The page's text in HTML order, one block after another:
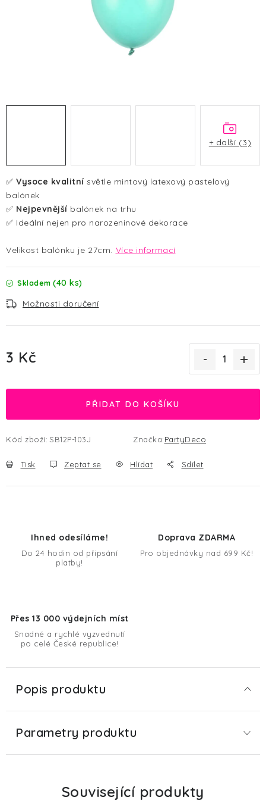
✅ Vysoce kvalitní světle mintový latexový pastelový
balónek
✅ Nejpevnější balónek na trhu
✅ Ideální nejen pro narozeninové dekorace
Velikost balónku je 27cm. Více informací
Skladem (40 ks)
Možnosti doručení
3 Kč
PŘIDAT DO KOŠÍKU
Kód zboží: SB12P-103J Značka:PartyDeco
Tisk Zeptat se Hlídat Sdílet
+ další (3)
Ihned odesíláme!
Do 24 hodin od připsání
platby!
Doprava ZDARMA
Pro objednávky nad 699 Kč!
Přes 13 000 výdejních míst
Snadné a rychlé vyzvednutí
po celé České republice!
Popis produktu
Parametry produktu
Související produkty